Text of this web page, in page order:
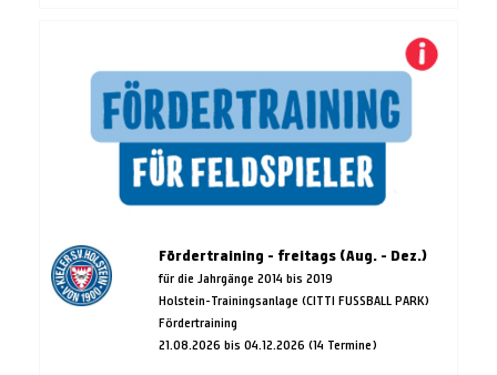
Fördertraining - freitags (Aug. - Dez.)
für die Jahrgänge 2014 bis 2019
Holstein-Trainingsanlage (CITTI FUSSBALL PARK)
Fördertraining
21.08.2026 bis 04.12.2026 (14 Termine)